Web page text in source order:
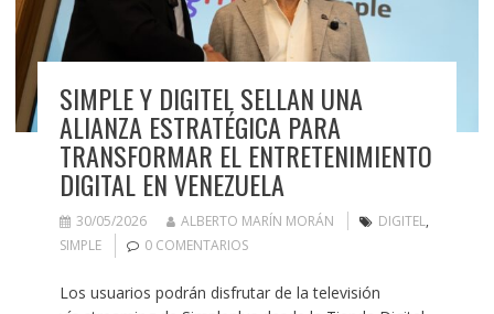
SIMPLE Y DIGITEL SELLAN UNA
ALIANZA ESTRATÉGICA PARA
TRANSFORMAR EL ENTRETENIMIENTO
DIGITAL EN VENEZUELA
30/05/2026 ALBERTO MARÍN MORÁN DIGITEL,
SIMPLE
0 COMENTARIOS
Los usuarios podrán disfrutar de la televisión